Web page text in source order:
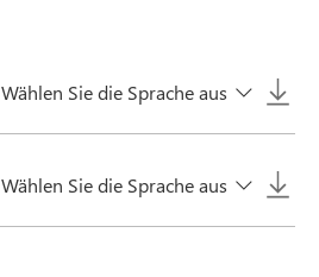
Wählen Sie die Sprache aus
Wählen Sie die Sprache aus